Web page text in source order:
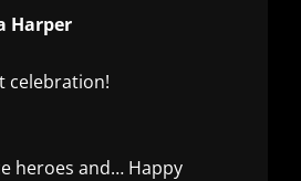
Harper
celebration!
heroes and… Happy